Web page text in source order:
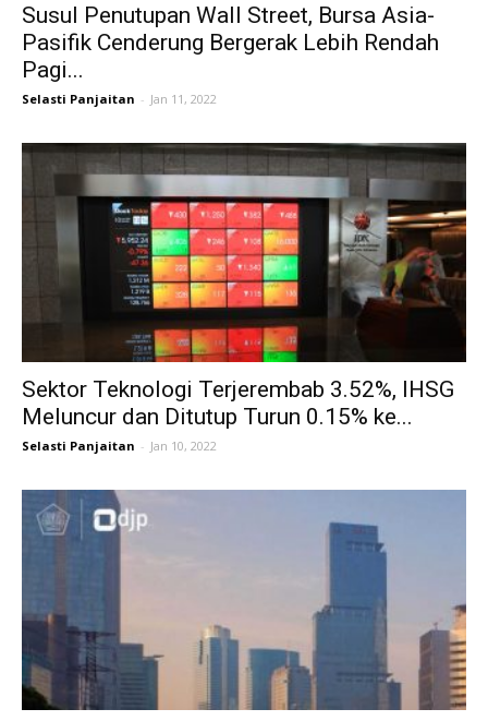
Susul Penutupan Wall Street, Bursa Asia-
Pasifik Cenderung Bergerak Lebih Rendah
Pagi...
Selasti Panjaitan - Jan 11, 2022
Sektor Teknologi Terjerembab 3.52%, IHSG
Meluncur dan Ditutup Turun 0.15% ke...
Selasti Panjaitan - Jan 10, 2022